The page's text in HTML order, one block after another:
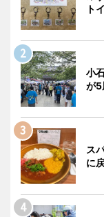
ト
小
が
ス
に